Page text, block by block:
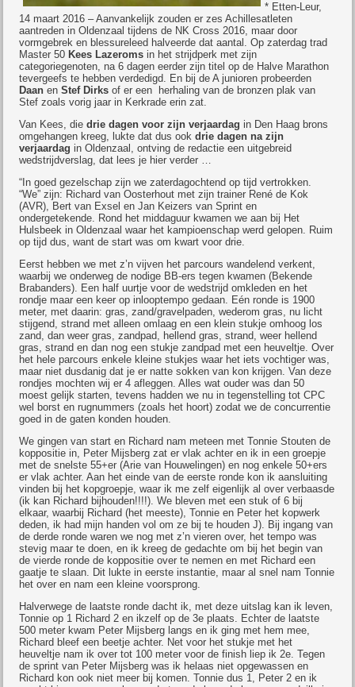
* Etten-Leur,
14 maart 2016 – Aanvankelijk zouden er zes Achillesatleten
aantreden in Oldenzaal tijdens de NK Cross 2016, maar door
vormgebrek en blessureleed halveerde dat aantal. Op zaterdag trad
Master 50 Kees Lazeroms in het strijdperk met zijn
categoriegenoten, na 6 dagen eerder zijn titel op de Halve Marathon
tevergeefs te hebben verdedigd. En bij de A junioren probeerden
Daan enStef Dirks of er een herhaling van de bronzen plak van
Stef zoals vorig jaar in Kerkrade erin zat.
Van Kees, diedrie dagen voor zijn verjaardag in Den Haag brons
omgehangen kreeg, lukte dat dus ookdrie dagen na zijn
verjaardag in Oldenzaal, ontving de redactie een uitgebreid
wedstrijdverslag, dat lees je hier verder …
“In goed gezelschap zijn we zaterdagochtend op tijd vertrokken.
“We” zijn: Richard van Oosterhout met zijn trainer René de Kok
(AVR), Bert van Exsel en Jan Keizers van Sprint en
ondergetekende. Rond het middaguur kwamen we aan bij Het
Hulsbeek in Oldenzaal waar het kampioenschap werd gelopen. Ruim
op tijd dus, want de start was om kwart voor drie.
Eerst hebben we met z’n vijven het parcours wandelend verkent,
waarbij we onderweg de nodige BB-ers tegen kwamen (Bekende
Brabanders). Een half uurtje voor de wedstrijd omkleden en het
rondje maar een keer op inlooptempo gedaan. Eén ronde is 1900
meter, met daarin: gras, zand/gravelpaden, wederom gras, nu licht
stijgend, strand met alleen omlaag en een klein stukje omhoog los
zand, dan weer gras, zandpad, hellend gras, strand, weer hellend
gras, strand en dan nog een stukje zandpad met een heuveltje. Over
het hele parcours enkele kleine stukjes waar het iets vochtiger was,
maar niet dusdanig dat je er natte sokken van kon krijgen. Van deze
rondjes mochten wij er 4 afleggen. Alles wat ouder was dan 50
moest gelijk starten, tevens hadden we nu in tegenstelling tot CPC
wel borst en rugnummers (zoals het hoort) zodat we de concurrentie
goed in de gaten konden houden.
We gingen van start en Richard nam meteen met Tonnie Stouten de
koppositie in, Peter Mijsberg zat er vlak achter en ik in een groepje
met de snelste 55+er (Arie van Houwelingen) en nog enkele 50+ers
er vlak achter. Aan het einde van de eerste ronde kon ik aansluiting
vinden bij het kopgroepje, waar ik me zelf eigenlijk al over verbaasde
(ik kan Richard bijhouden!!!!). We bleven met een stuk of 6 bij
elkaar, waarbij Richard (het meeste), Tonnie en Peter het kopwerk
deden, ik had mijn handen vol om ze bij te houden J). Bij ingang van
de derde ronde waren we nog met z’n vieren over, het tempo was
stevig maar te doen, en ik kreeg de gedachte om bij het begin van
de vierde ronde de koppositie over te nemen en met Richard een
gaatje te slaan. Dit lukte in eerste instantie, maar al snel nam Tonnie
het over en nam een kleine voorsprong.
Halverwege de laatste ronde dacht ik, met deze uitslag kan ik leven,
Tonnie op 1 Richard 2 en ikzelf op de 3e plaats. Echter de laatste
500 meter kwam Peter Mijsberg langs en ik ging met hem mee,
Richard bleef een beetje achter. Net voor het stukje met het
heuveltje nam ik over tot 100 meter voor de finish liep ik 2e. Tegen
de sprint van Peter Mijsberg was ik helaas niet opgewassen en
Richard kon ook niet meer bij komen. Tonnie dus 1, Peter 2 en ik